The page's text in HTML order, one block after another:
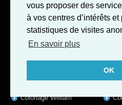
vous proposer des
à vos centres d’intérêts
statistiques de visites
En savoir plus
OK
Coloriage Simon
Coloriage Julien
Coloriage Lina
Coloriage William